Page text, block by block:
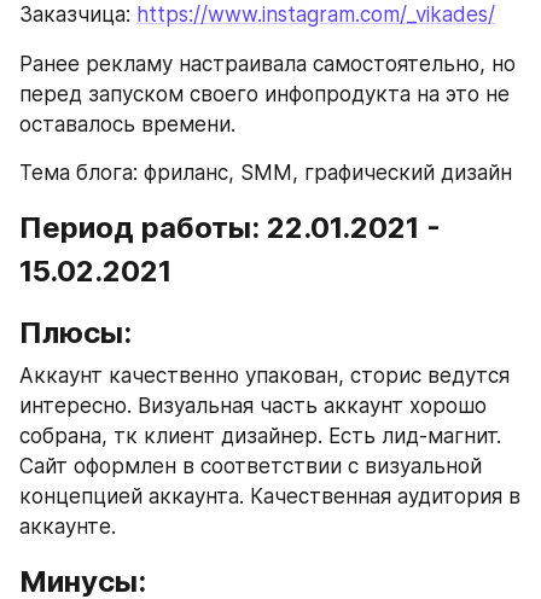
Заказчица: https://www.instagram.com/_vikades/
Ранее рекламу настраивала самостоятельно, но
перед запуском своего инфопродукта на это не
оставалось времени.
Тема блога: фриланс, SMM, графический дизайн
Период работы: 22.01.2021 -
15.02.2021
Плюсы:
Аккаунт качественно упакован, сторис ведутся
интересно. Визуальная часть аккаунт хорошо
собрана, тк клиент дизайнер. Есть лид-магнит.
Сайт оформлен в соответствии с визуальной
концепцией аккаунта. Качественная аудитория в
аккаунте.
Минусы: